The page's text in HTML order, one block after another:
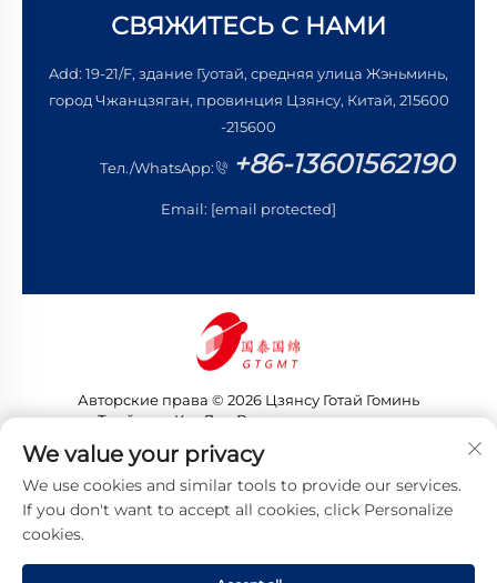
СВЯЖИТЕСЬ С НАМИ
Add: 19-21/F, здание Гуотай, средняя улица Жэньминь,
город Чжанцзяган, провинция Цзянсу, Китай, 215600
-215600
Тел./WhatsApp: +86-13601562190
Email: [email protected]
Авторские права © 2026 Цзянсу Готай Гоминь
Трейдинг Ко., Лтд. Все права защищены
Политика конфиденциальности
We value your privacy
We use cookies and similar tools to provide our services.
If you don't want to accept all cookies, click Personalize
cookies.